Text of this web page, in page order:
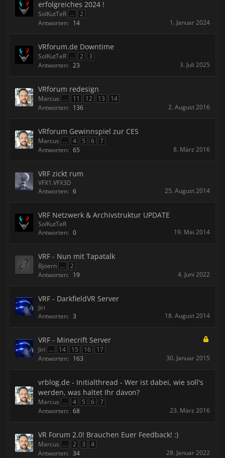
erfolgreiches 2024 !
SolKutTeR ...
2
Antworten: 14 1. Januar 2024
VRforum.de Downtime
SolKutTeR ... 2
3
Antworten: 23 3. Juli 2025
VRforum redesign
Marcus ... 11 12 13
14
Antworten: 136 2. August 2016
VRforum Gewinnspiel zur CES
Marcus ... 4 5 6
7
Antworten: 65 8. März 2016
VRF zickt rum
VFX1.VFX3D
Antworten: 6 25. August 2014
VRF Netzwerk & Archivstruktur UPDATE
SolKutTeR
Antworten: 0 19. Mai 2014
VRF - Nun mit Tapatalk
Bjoern ...
2
Antworten: 19 4. Juni 2022
VRF - DarkfieldVR Server
Jiri
Antworten: 3 18. August 2014
VRF - Minecrift Server
Jiri ... 14 15 16
17
Antworten: 163 30. Januar 2015
vrblog.de - Initialthread - Wer ist dabei, wie soll's
werden, was haltet Ihr davon?
Marcus ... 4 5 6
7
Antworten: 68 23. März 2016
VR Forum 2.0! Brauchen Euer Feedback! :)
Marcus ... 2 3
4
Antworten: 34 28. Januar 2022